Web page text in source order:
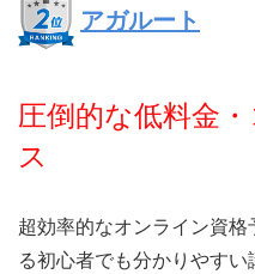
アガルート
圧倒的な低料金
ス
超効率的なオンライン資
る初心者でも分かりやすい